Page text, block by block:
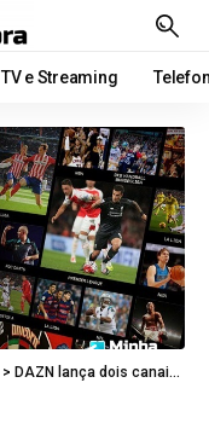
TV e Streaming
> DAZN lança dois canais gratuitos para plataformas de IPTV; confira!